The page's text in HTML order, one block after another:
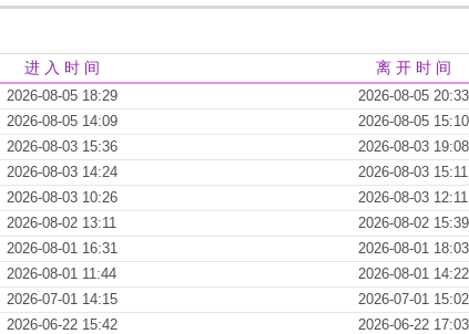
进 入 时 间 离 开 时 间
2026-08-05 18:29 2026-08-05 20:33
2026-08-05 14:09 2026-08-05 15:10
2026-08-03 15:36 2026-08-03 19:08
2026-08-03 14:24 2026-08-03 15:11
2026-08-03 10:26 2026-08-03 12:11
2026-08-02 13:11 2026-08-02 15:39
2026-08-01 16:31 2026-08-01 18:03
2026-08-01 11:44 2026-08-01 14:22
2026-07-01 14:15 2026-07-01 15:02
2026-06-22 15:42 2026-06-22 17:03